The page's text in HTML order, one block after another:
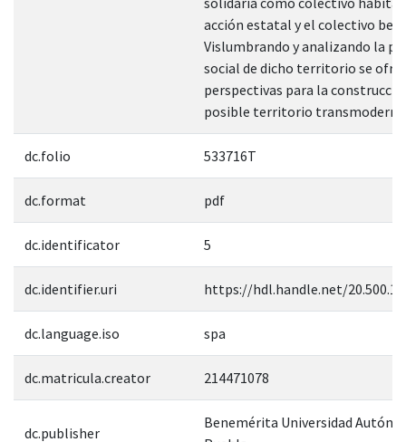
acción estatal y el colectivo
Vislumbrando y analizando la
social de dicho territorio se
perspectivas para la
posible territorio
dc.folio 533716T
dc.format pdf
dc.identificator 5
dc.identifier.uri https://hdl.handle.net/
dc.language.iso spa
dc.matricula.creator 214471078
dc.publisher
Benemérita Universidad